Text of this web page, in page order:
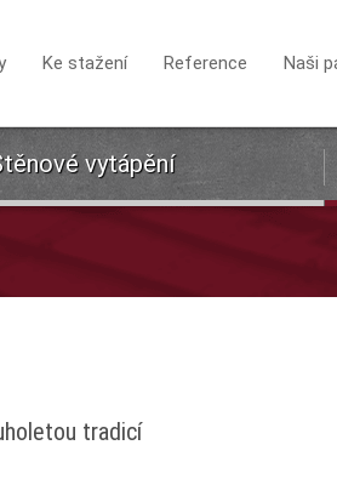
Ke stažení Reference Naši
vytápění
tradicí